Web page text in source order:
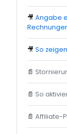
🎥 Angabe
🎥 So
📄
📄 So
📄 Affiliate-